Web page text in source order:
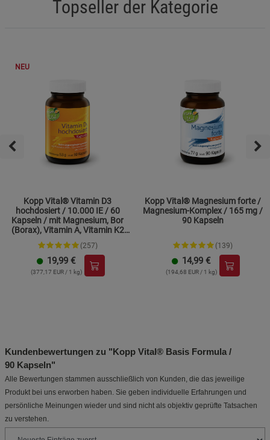
Topseller der Kategorie
NEU
Kopp Vital® Vitamin D3
hochdosiert / 10.000 IE / 60
Kapseln / mit Magnesium, Bor
(Borax), Vitamin A, Vitamin K2
und Zink
(257)
19,99 €
(377,17 EUR / 1 kg)
Kopp Vital® Magnesium forte /
Magnesium-Komplex / 165 mg /
90 Kapseln
(139)
14,99 €
(194,68 EUR / 1 kg)
Kundenbewertungen zu "Kopp Vital® Basis Formula /
90 Kapseln"
Alle Bewertungen stammen ausschließlich von Kunden, die das jeweilige
Produkt bei uns erworben haben. Sie geben individuelle Erfahrungen und
persönliche Meinungen wieder und sind nicht als objektiv geprüfte Tatsachen
zu verstehen.